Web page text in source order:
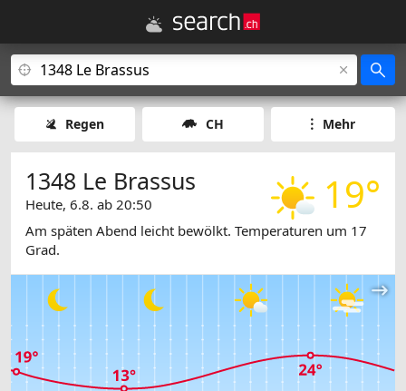
Regen CH Mehr
19°
1348 Le Brassus
Heute, 6.8. ab 20:50
Am späten Abend leicht bewölkt. Temperaturen um 17
Grad.